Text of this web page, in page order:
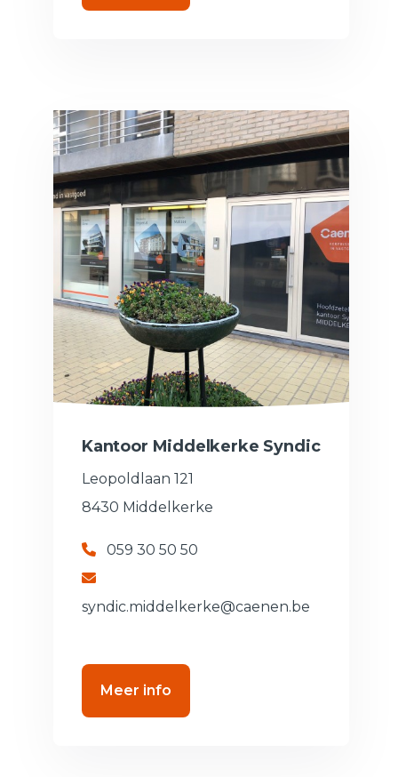
Kantoor Middelkerke Syndic
Leopoldlaan 121
8430 Middelkerke
059 30 50 50
syndic.middelkerke@caenen.be
Meer info